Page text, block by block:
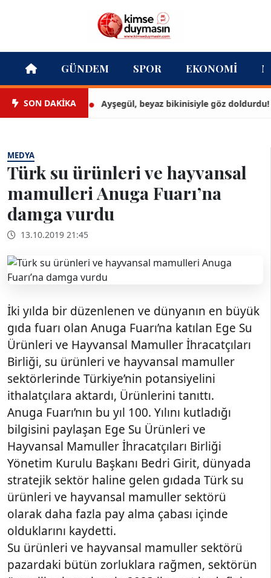
GÜNDEM SPOR EKONOMI
SON DAKİKA Ayşegül, beyaz bikinisiyle göz doldurdu!
MEDYA
Türk su ürünleri ve hayvansal
mamulleri Anuga Fuarı’na
damga vurdu
13.10.2019 21:45
İki yılda bir düzenlenen ve dünyanın en büyük
gıda fuarı olan Anuga Fuarı’na katılan Ege Su
Ürünleri ve Hayvansal Mamuller İhracatçıları
Birliği, su ürünleri ve hayvansal mamuller
sektörlerinde Türkiye’nin potansiyelini
ithalatçılara aktardı, Ürünlerini tanıttı.
Anuga Fuarı’nın bu yıl 100. Yılını kutladığı
bilgisini paylaşan Ege Su Ürünleri ve
Hayvansal Mamuller İhracatçıları Birliği
Yönetim Kurulu Başkanı Bedri Girit, dünyada
stratejik sektör haline gelen gıdada Türk su
ürünleri ve hayvansal mamuller sektörü
olarak daha fazla pay alma çabası içinde
olduklarını kaydetti.
Su ürünleri ve hayvansal mamuller sektörü
pazardaki bütün zorluklara rağmen, sektörün